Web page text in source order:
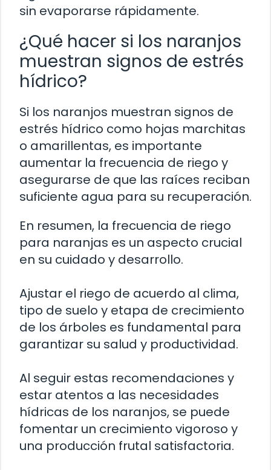
sin evaporarse rápidamente.
¿Qué hacer si los naranjos
muestran signos de estrés
hídrico?
Si los naranjos muestran signos de
estrés hídrico como hojas marchitas
o amarillentas, es importante
aumentar la frecuencia de riego y
asegurarse de que las raíces reciban
suficiente agua para su recuperación.
En resumen, la frecuencia de riego
para naranjas es un aspecto crucial
en su cuidado y desarrollo.
Ajustar el riego de acuerdo al clima,
tipo de suelo y etapa de crecimiento
de los árboles es fundamental para
garantizar su salud y productividad.
Al seguir estas recomendaciones y
estar atentos a las necesidades
hídricas de los naranjos, se puede
fomentar un crecimiento vigoroso y
una producción frutal satisfactoria.